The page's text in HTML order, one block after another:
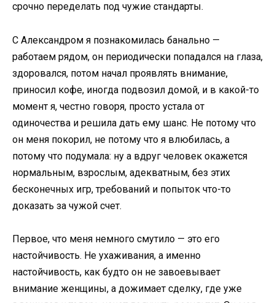
срочно переделать под чужие стандарты.
С Александром я познакомилась банально —
работаем рядом, он периодически попадался на глаза,
здоровался, потом начал проявлять внимание,
приносил кофе, иногда подвозил домой, и в какой-то
момент я, честно говоря, просто устала от
одиночества и решила дать ему шанс. Не потому что
он меня покорил, не потому что я влюбилась, а
потому что подумала: ну а вдруг человек окажется
нормальным, взрослым, адекватным, без этих
бесконечных игр, требований и попыток что-то
доказать за чужой счет.
Первое, что меня немного смутило — это его
настойчивость. Не ухаживания, а именно
настойчивость, как будто он не завоевывает
внимание женщины, а дожимает сделку, где уже